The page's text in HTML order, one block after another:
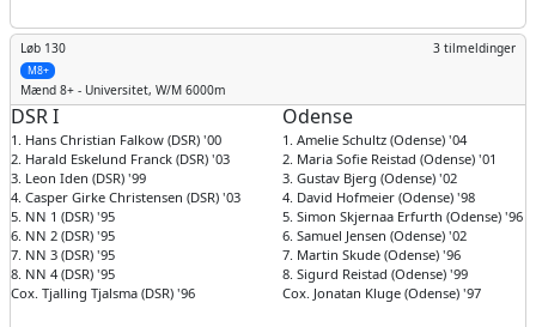
Løb 130 3 tilmeldinger
M8+
Mænd 8+ - Universitet, W/M 6000m
DSR I
1. Hans Christian Falkow (DSR) '00
2. Harald Eskelund Franck (DSR) '03
3. Leon Iden (DSR) '99
4. Casper Girke Christensen (DSR) '03
5. NN 1 (DSR) '95
6. NN 2 (DSR) '95
7. NN 3 (DSR) '95
8. NN 4 (DSR) '95
Cox. Tjalling Tjalsma (DSR) '96
Odense
1. Amelie Schultz (Odense) '04
2. Maria Sofie Reistad (Odense) '01
3. Gustav Bjerg (Odense) '02
4. David Hofmeier (Odense) '98
5. Simon Skjernaa Erfurth (Odense) '96
6. Samuel Jensen (Odense) '02
7. Martin Skude (Odense) '96
8. Sigurd Reistad (Odense) '99
Cox. Jonatan Kluge (Odense) '97